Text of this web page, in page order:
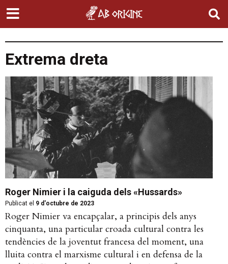
Extrema dreta
Roger Nimier i la caiguda dels «Hussards»
Publicat el 9 d'octubre de 2023
Roger Nimier va encapçalar, a principis dels anys
cinquanta, una particular croada cultural contra les
tendències de la joventut francesa del moment, una
lluita contra el marxisme cultural i en defensa de la